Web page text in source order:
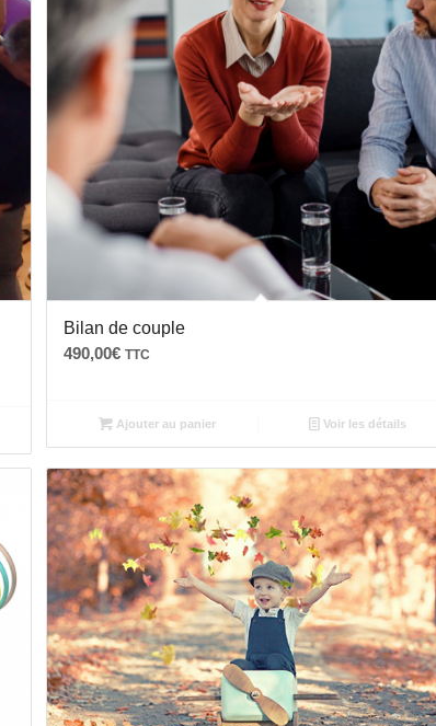
Bilan de couple
490,00€ TTC
Ajouter au panier Voir les détails